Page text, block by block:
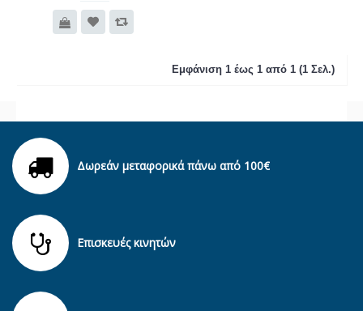
Εμφάνιση 1 έως 1 από 1 (1 Σελ.)
Δωρεάν μεταφορικά πάνω από 100€
Επισκευές κινητών